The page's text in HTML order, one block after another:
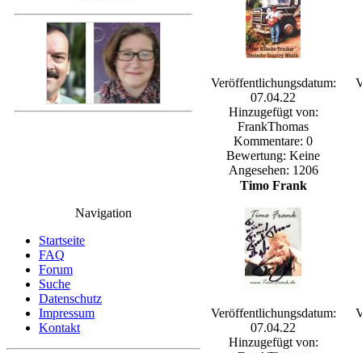
Navigation
Startseite
FAQ
Forum
Suche
Datenschutz
Impressum
Kontakt
Veröffentlichungsdatum:
07.04.22
Hinzugefügt von:
FrankThomas
Kommentare: 0
Bewertung: Keine
Angesehen: 1206
Timo Frank
Veröffentlichungsdatum:
07.04.22
Hinzugefügt von: